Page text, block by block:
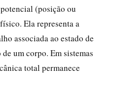
(posição ou
Ela representa a
associada ao estado de
um corpo. Em sistemas
total permanece